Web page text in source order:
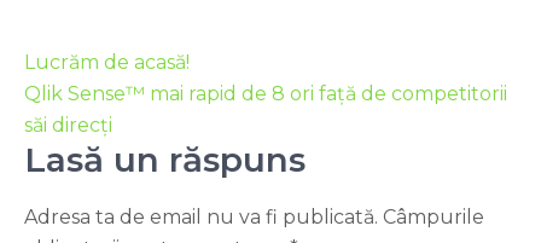
Lucrăm de acasă!
Qlik Sense™ mai rapid de 8 ori față de competitorii
săi direcți
Lasă un răspuns
Adresa ta de email nu va fi publicată. Câmpurile